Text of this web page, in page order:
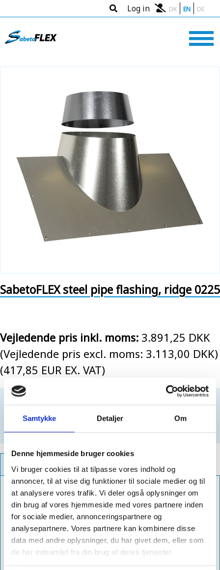
Samtykke Detaljer Om
Denne hjemmeside bruger cookies
Vi bruger cookies til at tilpasse vores indhold og
annoncer, til at vise dig funktioner til sociale medier og til
at analysere vores trafik. Vi deler også oplysninger om
din brug af vores hjemmeside med vores partnere inden
for sociale medier, annonceringspartnere og
analysepartnere. Vores partnere kan kombinere disse
data med andre oplysninger, du har givet dem, eller som
de har indsamlet fra din brug af deres tjenester.
SabetoFLEX steel pipe flashing, ridge 0225
Vejledende pris inkl. moms: 3.891,25 DKK
(Vejledende pris excl. moms: 3.113,00 DKK)
(417,85 EUR EX. VAT)
For professionals only. No sales to private customers.
You have to be
logged into buy this product.
PRODUCT INFORMATION
Color
blank
Roof Ridge
15°
Diameter
ø225
Db
Number
2065741
Log in DK EN DE